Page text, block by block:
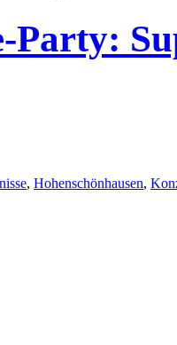
Party:
, Hohenschönhausen,